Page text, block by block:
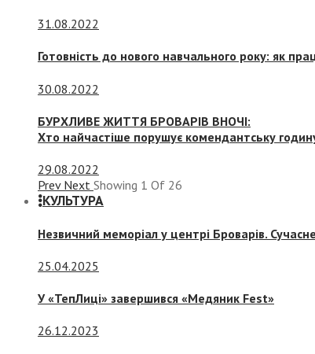
31.08.2022
Готовність до нового навчального року: як
30.08.2022
БУРХЛИВЕ ЖИТТЯ БРОВАРІВ ВНОЧІ:
Хто найчастіше порушує комендантську
29.08.2022
Prev Next Showing 1 Of 26
КУЛЬТУРА
Незвичний меморіал у центрі Броварів.
25.04.2025
У «ТепЛиці» завершився «Медяник Fest»
26.12.2023